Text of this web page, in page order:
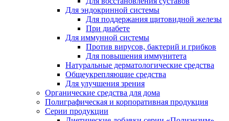
Для эндокринной системы
Для поддержания щитовидной железы
При диабете
Для иммунной системы
Против вирусов, бактерий и грибков
Для повышения иммунитета
Натуральные дерматологические средства
Общеукрепляющие средства
Для улучшения зрения
Органические средства для дома
Полиграфическая и корпоративная продукция
Серии продукции